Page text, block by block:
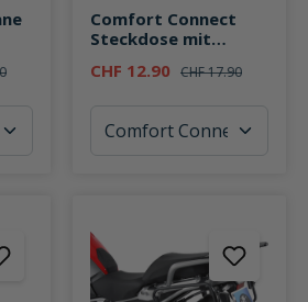
Comfort Connect
Steckdose mit
Batterie
CHF 12.90 CHF 17.90